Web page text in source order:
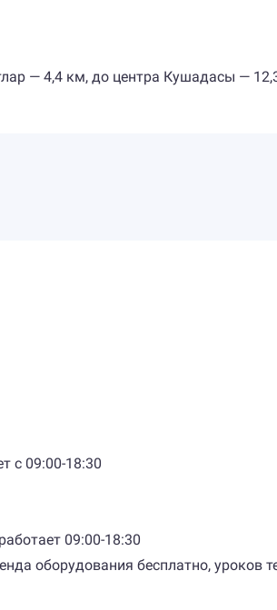
— 4,4 км, до центра Кушадасы —
с 09:00-18:30
09:00-18:30
оборудования бесплатно, уроков